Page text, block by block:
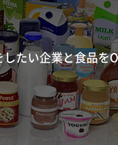
たい企業と食品を